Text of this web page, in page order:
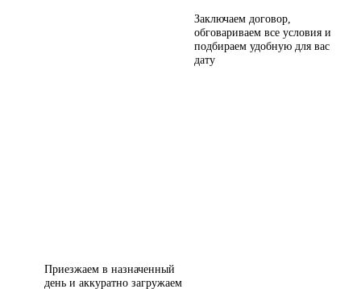
Заключаем договор,
обговариваем все условия и
подбираем удобную для вас
дату
Приезжаем в назначенный
день и аккуратно загружаем